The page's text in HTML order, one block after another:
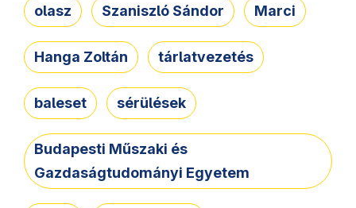
olasz Szaniszló Sándor Marci
Hanga Zoltán tárlatvezetés
baleset sérülések
Budapesti Műszaki és
Gazdaságtudományi Egyetem